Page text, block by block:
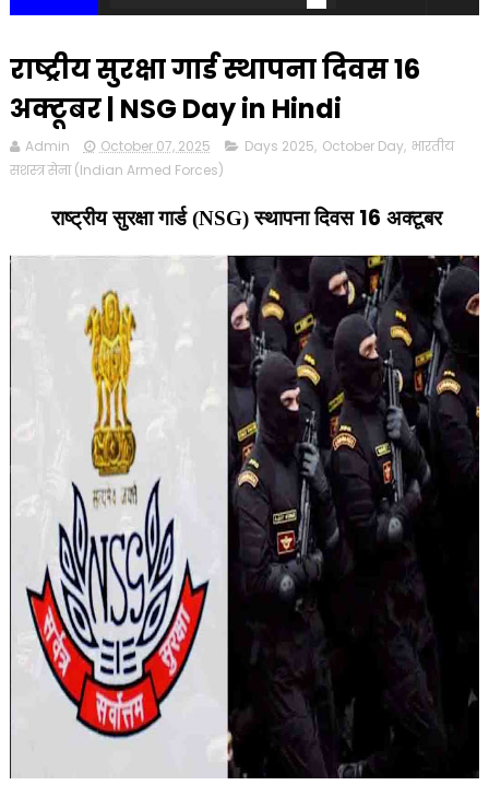
राष्ट्रीय सुरक्षा गार्ड स्थापना दिवस 16
अक्टूबर | NSG Day in Hindi
Admin October 07, 2025 Days 2025, October Day, भारतीय
सशस्त्र सेना (Indian Armed Forces)
राष्ट्रीय सुरक्षा गार्ड (NSG) स्थापना दिवस 16 अक्टूबर